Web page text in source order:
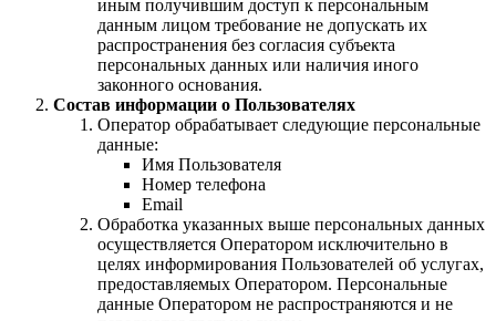
иным получившим доступ к персональным
данным лицом требование не допускать их
распространения без согласия субъекта
персональных данных или наличия иного
законного основания.
Состав информации о Пользователях
Оператор обрабатывает следующие персональные
данные:
Имя Пользователя
Номер телефона
Email
Обработка указанных выше персональных данных
осуществляется Оператором исключительно в
целях информирования Пользователей об услугах,
предоставляемых Оператором. Персональные
данные Оператором не распространяются и не